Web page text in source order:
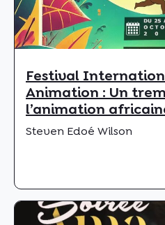
Festival
Animation : Un
l’animation
Steven Edoé Wilson